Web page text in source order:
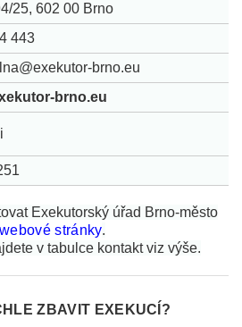
25, 602 00 Brno
443
brno.eu
brno.eu
Exekutorský úřad Brno-město
webové stránky.
v tabulce kontakt viz výše.
ZBAVIT EXEKUCÍ?